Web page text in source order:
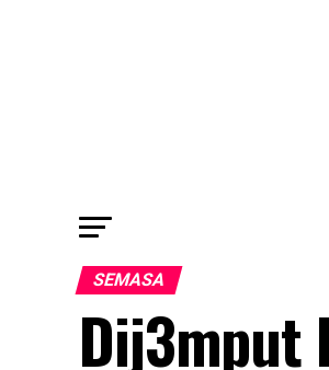
SEMASA
Dij3mput